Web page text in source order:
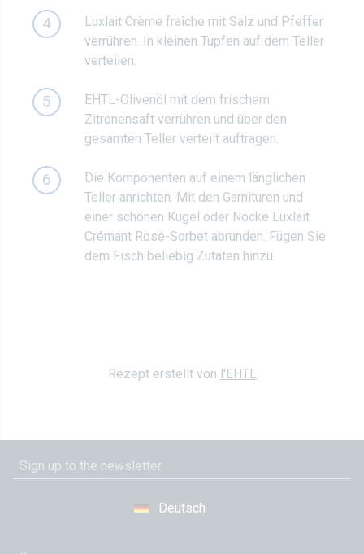
4
Luxlait Crème fraîche mit Salz und Pfeffer
verrühren. In kleinen Tupfen auf dem Teller
verteilen.
5
EHTL-Olivenöl mit dem frischem
Zitronensaft verrühren und über den
gesamten Teller verteilt auftragen.
6
Die Komponenten auf einem länglichen
Teller anrichten. Mit den Garnituren und
einer schönen Kugel oder Nocke Luxlait
Crémant Rosé-Sorbet abrunden. Fügen Sie
dem Fisch beliebig Zutaten hinzu.
Rezept erstellt von l'EHTL
Deutsch